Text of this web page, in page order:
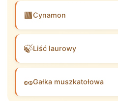
🟫Cynamon
🍃Liść laurowy
🥜Gałka muszkatołowa